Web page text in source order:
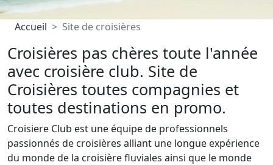
Accueil Site de croisières
Croisières pas chères toute l'année
avec croisière club. Site de
Croisières toutes compagnies et
toutes destinations en promo.
Croisiere Club est une équipe de professionnels
passionnés de croisières alliant une longue expérience
du monde de la croisière fluviales ainsi que le monde